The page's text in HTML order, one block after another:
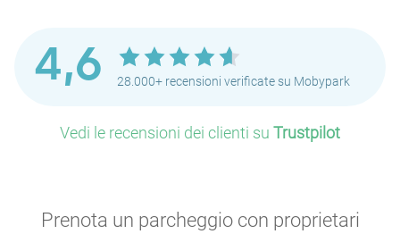
4,6 28.000+ recensioni verificate su Mobypark
Vedi le recensioni dei clienti su Trustpilot
Prenota un parcheggio con proprietari
P
P
P